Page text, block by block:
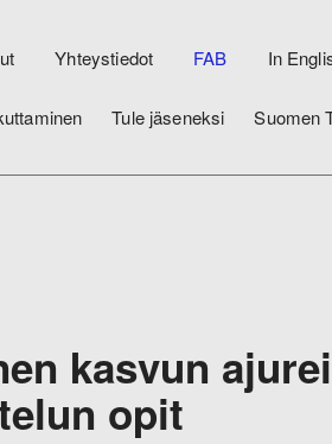
Yhteystiedot FAB In
Tule jäseneksi Suomen
kasvun
opit